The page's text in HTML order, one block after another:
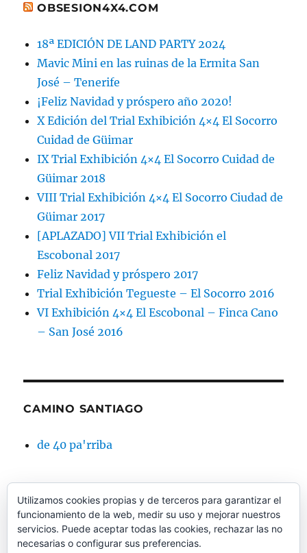
OBSESION4X4.COM
18ª EDICIÓN DE LAND PARTY 2024
Mavic Mini en las ruinas de la Ermita San
José – Tenerife
¡Feliz Navidad y próspero año 2020!
X Edición del Trial Exhibición 4×4 El Socorro
Cuidad de Güimar
IX Trial Exhibición 4×4 El Socorro Cuidad de
Güimar 2018
VIII Trial Exhibición 4×4 El Socorro Ciudad de
Güimar 2017
[APLAZADO] VII Trial Exhibición el
Escobonal 2017
Feliz Navidad y próspero 2017
Trial Exhibición Tegueste – El Socorro 2016
VI Exhibición 4×4 El Escobonal – Finca Cano
– San José 2016
CAMINO SANTIAGO
de 40 pa'rriba
CAMINO SANTIAGO BTT
Utilizamos cookies propias y de terceros para garantizar el
funcionamiento de la web, medir su uso y mejorar nuestros
servicios. Puede aceptar todas las cookies, rechazar las no
necesarias o configurar sus preferencias.